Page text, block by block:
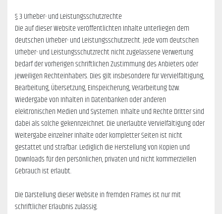
§ 3 Urheber- und Leistungsschutzrechte
Die auf dieser Website veröffentlichten Inhalte unterliegen dem
deutschen Urheber- und Leistungsschutzrecht. Jede vom deutschen
Urheber- und Leistungsschutzrecht nicht zugelassene Verwertung
bedarf der vorherigen schriftlichen Zustimmung des Anbieters oder
jeweiligen Rechteinhabers. Dies gilt insbesondere für Vervielfältigung,
Bearbeitung, Übersetzung, Einspeicherung, Verarbeitung bzw.
Wiedergabe von Inhalten in Datenbanken oder anderen
elektronischen Medien und Systemen. Inhalte und Rechte Dritter sind
dabei als solche gekennzeichnet. Die unerlaubte Vervielfältigung oder
Weitergabe einzelner Inhalte oder kompletter Seiten ist nicht
gestattet und strafbar. Lediglich die Herstellung von Kopien und
Downloads für den persönlichen, privaten und nicht kommerziellen
Gebrauch ist erlaubt.
Die Darstellung dieser Website in fremden Frames ist nur mit
schriftlicher Erlaubnis zulässig.